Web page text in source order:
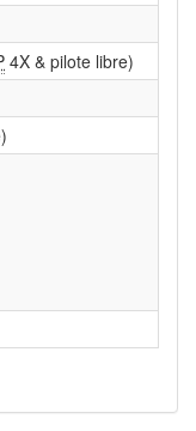
4X & pilote libre)